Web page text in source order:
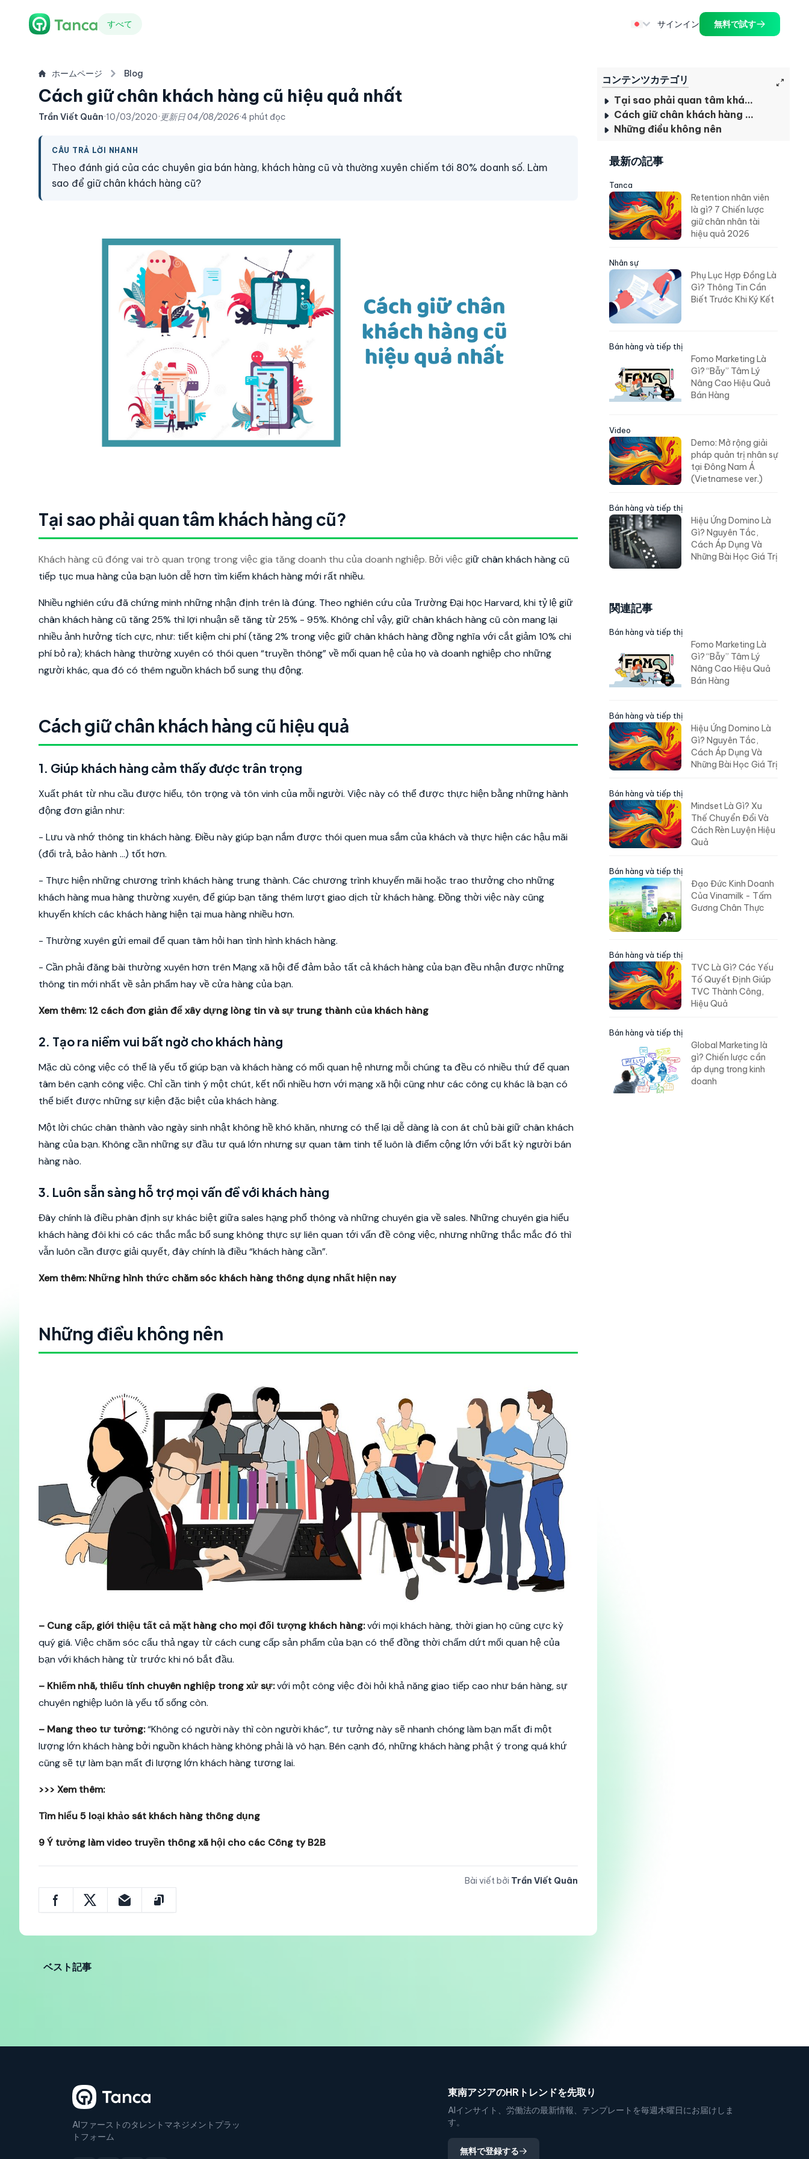
すべて サインイン 無料で試す
ホームページ Blog
Cách giữ chân khách hàng cũ hiệu quả nhất
Trần Viết Quân·10/03/2020· 更新日04/08/2026·4 phút đọc
CÂU TRẢ LỜI NHANH
Theo đánh giá của các chuyên gia bán hàng, khách hàng cũ và thường xuyên chiếm tới 80% doanh số. Làm
sao để giữ chân khách hàng cũ?
Tại sao phải quan tâm khách hàng cũ?
Khách hàng cũ đóng vai trò quan trọng trong việc gia tăng doanh thu của doanh nghiệp. Bởi việc giữ chân khách hàng cũ
tiếp tục mua hàng của bạn luôn dễ hơn tìm kiếm khách hàng mới rất nhiều.
Nhiều nghiên cứu đã chứng minh những nhận định trên là đúng. Theo nghiên cứu của Trường Đại học Harvard, khi tỷ lệ giữ
chân khách hàng cũ tăng 25% thì lợi nhuận sẽ tăng từ 25% - 95%. Không chỉ vậy, giữ chân khách hàng cũ còn mang lại
nhiều ảnh hưởng tích cực, như: tiết kiệm chi phí (tăng 2% trong việc giữ chân khách hàng đồng nghĩa với cắt giảm 10% chi
phí bỏ ra); khách hàng thường xuyên có thói quen “truyền thông” về mối quan hệ của họ và doanh nghiệp cho những
người khác, qua đó có thêm nguồn khách bổ sung thụ động.
Cách giữ chân khách hàng cũ hiệu quả
1. Giúp khách hàng cảm thấy được trân trọng
Xuất phát từ nhu cầu được hiểu, tôn trọng và tôn vinh của mỗi người. Việc này có thể được thực hiện bằng những hành
động đơn giản như:
- Lưu và nhớ thông tin khách hàng. Điều này giúp bạn nắm được thói quen mua sắm của khách và thực hiện các hậu mãi
(đổi trả, bảo hành …) tốt hơn.
- Thực hiện những chương trình khách hàng trung thành. Các chương trình khuyến mãi hoặc trao thưởng cho những
khách hàng mua hàng thường xuyên, để giúp bạn tăng thêm lượt giao dịch từ khách hàng. Đồng thời việc này cũng
khuyến khích các khách hàng hiện tại mua hàng nhiều hơn.
- Thường xuyên gửi email để quan tâm hỏi han tình hình khách hàng.
- Cần phải đăng bài thường xuyên hơn trên Mạng xã hội để đảm bảo tất cả khách hàng của bạn đều nhận được những
thông tin mới nhất về sản phẩm hay về cửa hàng của bạn.
Xem thêm: 12 cách đơn giản để xây dựng lòng tin và sự trung thành của khách hàng
2. Tạo ra niềm vui bất ngờ cho khách hàng
Mặc dù công việc có thể là yếu tố giúp bạn và khách hàng có mối quan hệ nhưng mỗi chúng ta đều có nhiều thứ để quan
tâm bên cạnh công việc. Chỉ cần tinh ý một chút, kết nối nhiều hơn với mạng xã hội cũng như các công cụ khác là bạn có
thể biết được những sự kiện đặc biệt của khách hàng.
Một lời chúc chân thành vào ngày sinh nhật không hề khó khăn, nhưng có thể lại dễ dàng là con át chủ bài giữ chân khách
hàng của bạn. Không cần những sự đầu tư quá lớn nhưng sự quan tâm tinh tế luôn là điểm cộng lớn với bất kỳ người bán
hàng nào.
3. Luôn sẵn sàng hỗ trợ mọi vấn đề với khách hàng
Đây chính là điều phân định sự khác biệt giữa sales hạng phổ thông và những chuyên gia về sales. Những chuyên gia hiểu
khách hàng đôi khi có các thắc mắc bổ sung không thực sự liên quan tới vấn đề công việc, nhưng những thắc mắc đó thì
vẫn luôn cần được giải quyết, đây chính là điều “khách hàng cần”.
Xem thêm: Những hình thức chăm sóc khách hàng thông dụng nhất hiện nay
Những điều không nên
– Cung cấp, giới thiệu tất cả mặt hàng cho mọi đối tượng khách hàng:với mọi khách hàng, thời gian họ cũng cực kỳ
quý giá. Việc chăm sóc cẩu thả ngay từ cách cung cấp sản phẩm của bạn có thể đồng thời chấm dứt mối quan hệ của
bạn với khách hàng từ trước khi nó bắt đầu.
– Khiếm nhã, thiếu tính chuyên nghiệp trong xử sự:với một công việc đòi hỏi khả năng giao tiếp cao như bán hàng, sự
chuyên nghiệp luôn là yếu tố sống còn.
– Mang theo tư tưởng:“Không có người này thì còn người khác”, tư tưởng này sẽ nhanh chóng làm bạn mất đi một
lượng lớn khách hàng bởi nguồn khách hàng không phải là vô hạn. Bên cạnh đó, những khách hàng phật ý trong quá khứ
cũng sẽ tự làm bạn mất đi lượng lớn khách hàng tương lai.
>>> Xem thêm:
Tìm hiểu 5 loại khảo sát khách hàng thông dụng
9 Ý tưởng làm video truyền thông xã hội cho các Công ty B2B
Bài viết bởi Trần Viết Quân
ベスト記事
コンテンツカテゴリ
Tại sao phải quan tâm khách hàng cũ?
Cách giữ chân khách hàng cũ hiệu quả
Những điều không nên
最新の記事
Tanca
Retention nhân viên
là gì? 7 Chiến lược
giữ chân nhân tài
hiệu quả 2026
Nhân sự
Phụ Lục Hợp Đồng Là
Gì? Thông Tin Cần
Biết Trước Khi Ký Kết
Bán hàng và tiếp thị
Fomo Marketing Là
Gì? “Bẫy” Tâm Lý
Nâng Cao Hiệu Quả
Bán Hàng
Video
Demo: Mở rộng giải
pháp quản trị nhân sự
tại Đông Nam Á
(Vietnamese ver.)
Bán hàng và tiếp thị
Hiệu Ứng Domino Là
Gì? Nguyên Tắc,
Cách Áp Dụng Và
Những Bài Học Giá Trị
関連記事
Bán hàng và tiếp thị
Fomo Marketing Là
Gì? “Bẫy” Tâm Lý
Nâng Cao Hiệu Quả
Bán Hàng
Bán hàng và tiếp thị
Hiệu Ứng Domino Là
Gì? Nguyên Tắc,
Cách Áp Dụng Và
Những Bài Học Giá Trị
Bán hàng và tiếp thị
Mindset Là Gì? Xu
Thế Chuyển Đổi Và
Cách Rèn Luyện Hiệu
Quả
Bán hàng và tiếp thị
Đạo Đức Kinh Doanh
Của Vinamilk - Tấm
Gương Chân Thực
Bán hàng và tiếp thị
TVC Là Gì? Các Yếu
Tố Quyết Định Giúp
TVC Thành Công,
Hiệu Quả
Bán hàng và tiếp thị
Global Marketing là
gì? Chiến lược cần
áp dụng trong kinh
doanh
AIファーストのタレントマネジメントプラッ
トフォーム
東南アジアのHRトレンドを先取り
AIインサイト、労働法の最新情報、テンプレートを毎週木曜日にお届けしま
す。
無料で登録する